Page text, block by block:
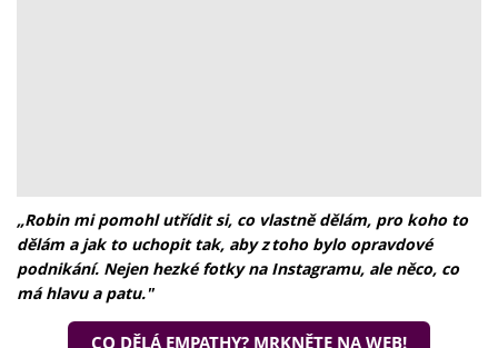
„Robin mi pomohl utřídit si, co vlastně dělám, pro koho to
dělám a jak to uchopit tak, aby z toho bylo opravdové
podnikání. Nejen hezké fotky na Instagramu, ale něco, co
má hlavu a patu."
CO DĚLÁ EMPATHY? MRKNĚTE NA WEB!